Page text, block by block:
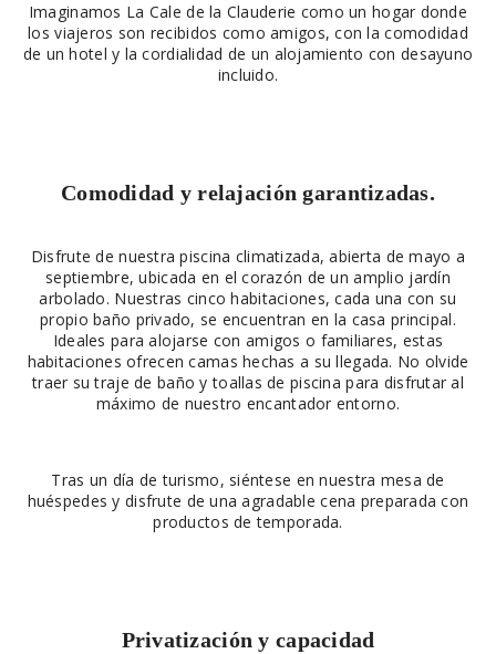
Imaginamos La Cale de la Clauderie como un hogar donde
los viajeros son recibidos como amigos, con la comodidad
de un hotel y la cordialidad de un alojamiento con desayuno
incluido.
Comodidad y relajación garantizadas.
Disfrute de nuestra piscina climatizada, abierta de mayo a
septiembre, ubicada en el corazón de un amplio jardín
arbolado. Nuestras cinco habitaciones, cada una con su
propio baño privado, se encuentran en la casa principal.
Ideales para alojarse con amigos o familiares, estas
habitaciones ofrecen camas hechas a su llegada. No olvide
traer su traje de baño y toallas de piscina para disfrutar al
máximo de nuestro encantador entorno.
Tras un día de turismo, siéntese en nuestra mesa de
huéspedes y disfrute de una agradable cena preparada con
productos de temporada.
Privatización y capacidad